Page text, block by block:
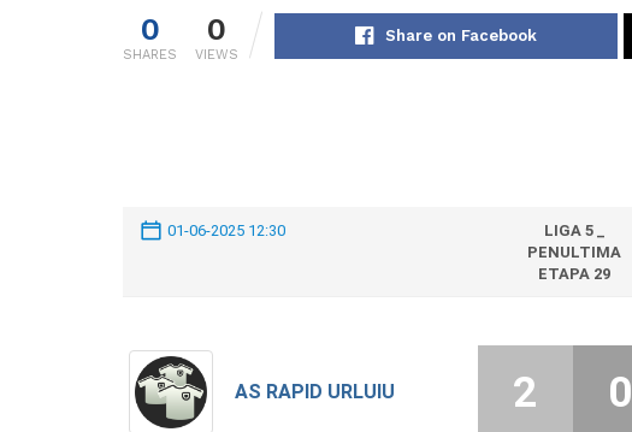
0
SHARES
0
VIEWS
Share on Facebook
01-06-2025 12:30
LIGA 5 _
PENULTIMA
ETAPA 29
AS RAPID URLUIU 2 0